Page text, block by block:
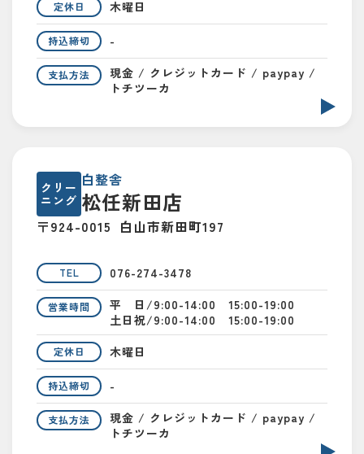
定休日 木曜日
持込締切 -
支払方法
現金 / クレジットカード / paypay /
トチツーカ
クリー
ニング
白整舎
松任新田店
〒924-0015 白山市新田町197
TEL 076-274-3478
営業時間
平 日/9:00-14:00 15:00-19:00
土日祝/9:00-14:00 15:00-19:00
定休日 木曜日
持込締切 -
支払方法
現金 / クレジットカード / paypay /
トチツーカ